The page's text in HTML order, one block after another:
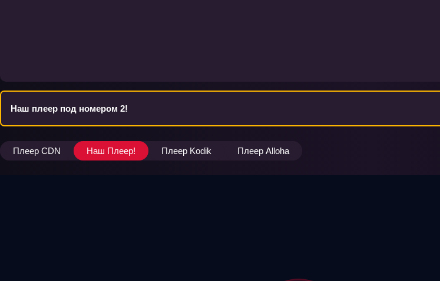
Наш плеер под номером 2!
Плеер CDN Наш Плеер! Плеер Kodik Плеер Alloha